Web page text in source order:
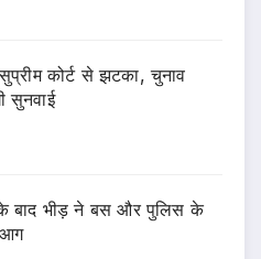
कोर्ट से झटका, चुनाव
सुनवाई
बाद भीड़ ने बस और पुलिस के
आग